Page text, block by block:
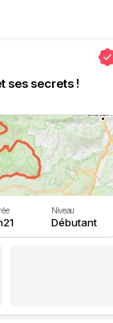
ses secrets !
Niveau
Débutant